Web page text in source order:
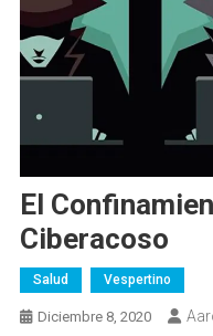
El
Ciberacoso
Salud Vespertino
Diciembre 8, 2020